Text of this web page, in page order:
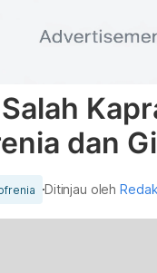
dan
Ditinjau oleh